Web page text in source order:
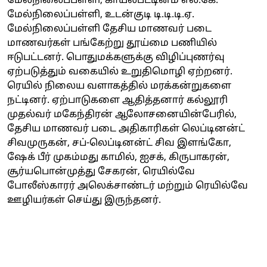
மேல்நிலைப்பள்ளி, உடன்குடி டி.டி.டி.ஏ.
மேல்நிலைப்பள்ளி தேசிய மாணவர் படை
மாணவர்கள் பங்கேற்று தூய்மை பணியில்
ஈடுபட்டனர். பொதுமக்களுக்கு விழிப்புணர்வு
ஏற்படுத்தும் வகையில் உறுதிமொழி ஏற்றனர்.
ரெயில் நிலைய வளாகத்தில் மரக்கன்றுகளை
நட்டினர். ஏற்பாடுகளை ஆதித்தனார் கல்லூரி
முதல்வர் மகேந்திரன் ஆலோசனையின்பேரில்,
தேசிய மாணவர் படை அதிகாரிகள் லெப்டினன்ட்
சிவமுருகன், சப்-லெப்டினன்ட் சிவ இளங்கோ,
ஷேக் பீர் முகம்மது காமில், ஐசக், கிருபாகரன்,
சூர்யபொன்முத்து சேகரன், ரெயில்வே
போலீஸ்காரர் அலெக்சாண்டர் மற்றும் ரெயில்வே
ஊழியர்கள் செய்து இருந்தனர்.